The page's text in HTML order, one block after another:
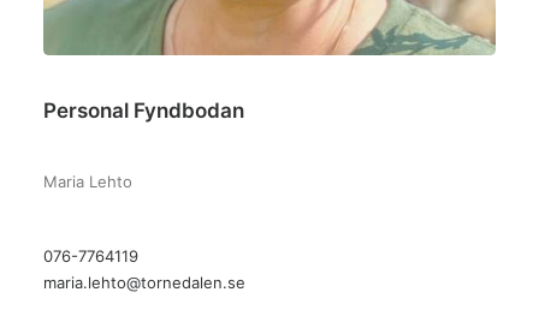
Personal Fyndbodan
Maria Lehto
076-7764119
maria.lehto@tornedalen.se